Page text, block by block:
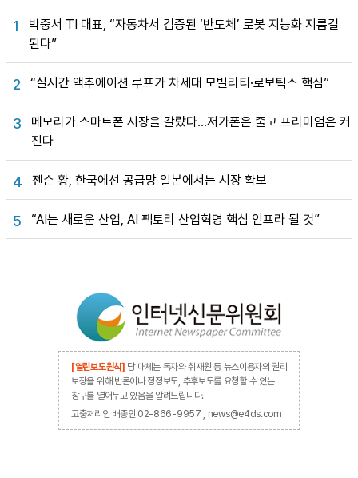
1
박중서 TI 대표, “자동차서 검증된 ‘반도체’ 로봇 지능화 지름길
된다”
2 “실시간 액추에이션 루프가 차세대 모빌리티·로보틱스 핵심”
3
메모리가 스마트폰 시장을 갈랐다…저가폰은 줄고 프리미엄은 커
진다
4 젠슨 황, 한국에선 공급망 일본에서는 시장 확보
5 “AI는 새로운 산업, AI 팩토리 산업혁명 핵심 인프라 될 것”
[열린보도원칙] 당 매체는 독자와 취재원 등 뉴스이용자의 권리
보장을 위해 반론이나 정정보도, 추후보도를 요청할 수 있는
창구를 열어두고 있음을 알려드립니다.
고충처리인 배종인 02-866-9957 , news@e4ds.com